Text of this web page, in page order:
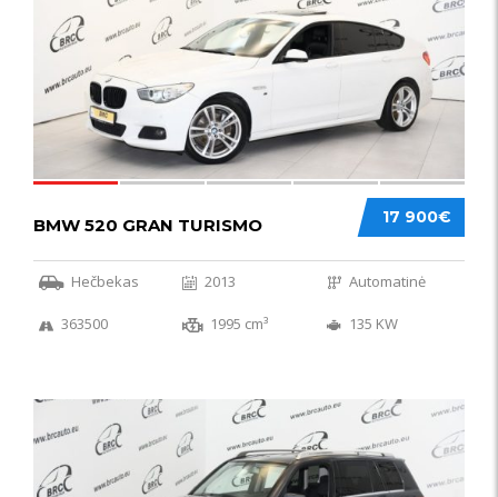
17 900€
BMW 520 GRAN TURISMO
Hečbekas 2013 Automatinė
363500 1995 cm³ 135 KW
IŠSKIRTINIS